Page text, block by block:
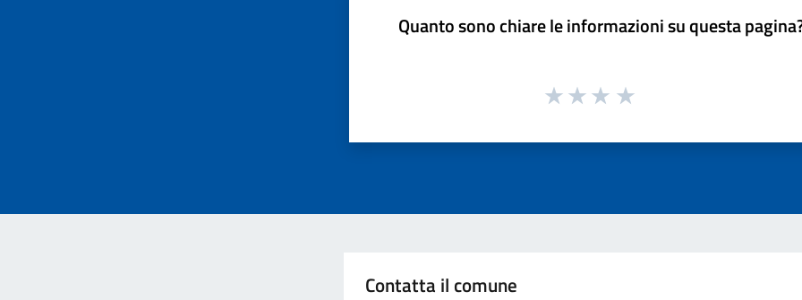
Quanto sono chiare le informazioni su questa
Contatta il comune